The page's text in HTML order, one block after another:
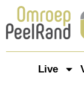
Live